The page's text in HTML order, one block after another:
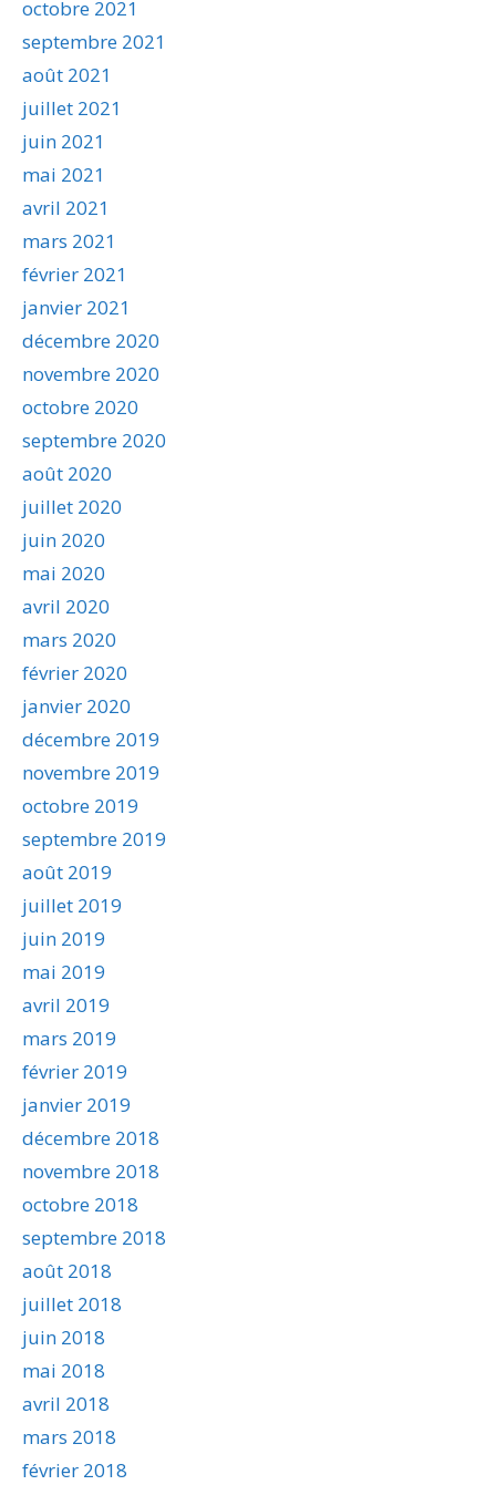
octobre 2021
septembre 2021
août 2021
juillet 2021
juin 2021
mai 2021
avril 2021
mars 2021
février 2021
janvier 2021
décembre 2020
novembre 2020
octobre 2020
septembre 2020
août 2020
juillet 2020
juin 2020
mai 2020
avril 2020
mars 2020
février 2020
janvier 2020
décembre 2019
novembre 2019
octobre 2019
septembre 2019
août 2019
juillet 2019
juin 2019
mai 2019
avril 2019
mars 2019
février 2019
janvier 2019
décembre 2018
novembre 2018
octobre 2018
septembre 2018
août 2018
juillet 2018
juin 2018
mai 2018
avril 2018
mars 2018
février 2018